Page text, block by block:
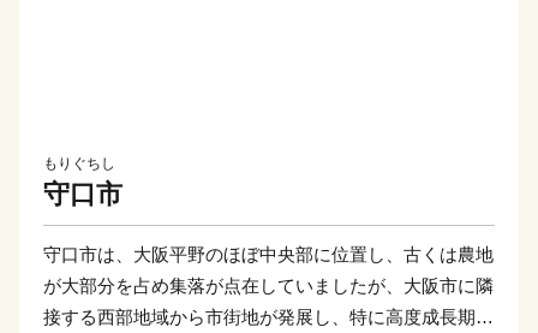
もりぐちし
守口市
守口市は、大阪平野のほぼ中央部に位置し、古くは農地
が大部分を占め集落が点在していましたが、大阪市に隣
接する西部地域から市街地が発展し、特に高度成長期に